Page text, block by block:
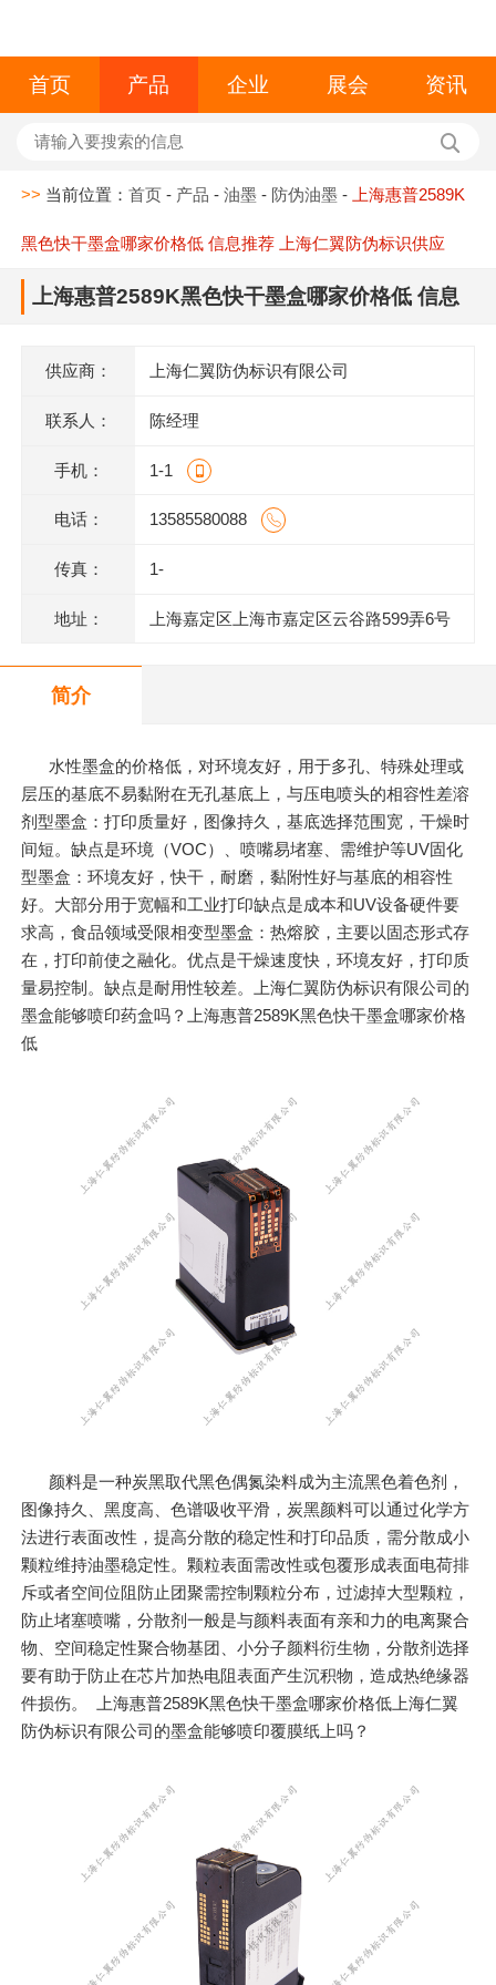
首页 产品 企业 展会 资讯
>> 当前位置：首页 - 产品 -油墨 - 防伪油墨 - 上海惠普2589K
黑色快干墨盒哪家价格低 信息推荐 上海仁翼防伪标识供应
上海惠普2589K黑色快干墨盒哪家价格低 信息
供应商： 上海仁翼防伪标识有限公司
联系人： 陈经理
手机： 1-1
电话： 13585580088
传真： 1-
地址： 上海嘉定区上海市嘉定区云谷路599弄6号
简介
水性墨盒的价格低，对环境友好，用于多孔、特殊处理或
层压的基底不易黏附在无孔基底上，与压电喷头的相容性差溶
剂型墨盒：打印质量好，图像持久，基底选择范围宽，干燥时
间短。缺点是环境（VOC）、喷嘴易堵塞、需维护等UV固化
型墨盒：环境友好，快干，耐磨，黏附性好与基底的相容性
好。大部分用于宽幅和工业打印缺点是成本和UV设备硬件要
求高，食品领域受限相变型墨盒：热熔胶，主要以固态形式存
在，打印前使之融化。优点是干燥速度快，环境友好，打印质
量易控制。缺点是耐用性较差。上海仁翼防伪标识有限公司的
墨盒能够喷印药盒吗？上海惠普2589K黑色快干墨盒哪家价格
低
颜料是一种炭黑取代黑色偶氮染料成为主流黑色着色剂，
图像持久、黑度高、色谱吸收平滑，炭黑颜料可以通过化学方
法进行表面改性，提高分散的稳定性和打印品质，需分散成小
颗粒维持油墨稳定性。颗粒表面需改性或包覆形成表面电荷排
斥或者空间位阻防止团聚需控制颗粒分布，过滤掉大型颗粒，
防止堵塞喷嘴，分散剂一般是与颜料表面有亲和力的电离聚合
物、空间稳定性聚合物基团、小分子颜料衍生物，分散剂选择
要有助于防止在芯片加热电阻表面产生沉积物，造成热绝缘器
件损伤。 上海惠普2589K黑色快干墨盒哪家价格低上海仁翼
防伪标识有限公司的墨盒能够喷印覆膜纸上吗？